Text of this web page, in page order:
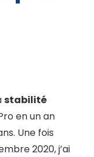
stabilité
en un an
Une fois
2020, j’ai